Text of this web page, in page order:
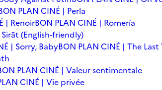
PLAN CINÉ | Perla
| RenoirBON PLAN CINÉ | Romería
(English-friendly)
| Sorry, BabyBON PLAN CINÉ | The
PLAN CINÉ | Valeur sentimentale
CINÉ | Vie privée